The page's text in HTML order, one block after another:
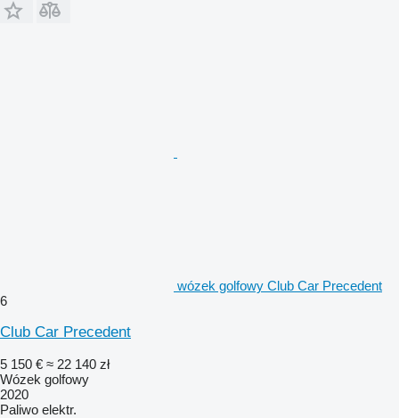
wózek golfowy Club Car Precedent
6
Club Car Precedent
5 150 € ≈ 22 140 zł
Wózek golfowy
2020
Paliwo elektr.